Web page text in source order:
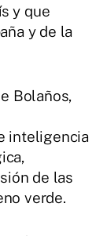
y que
y de la
Bolaños,
inteligencia
de las
verde.